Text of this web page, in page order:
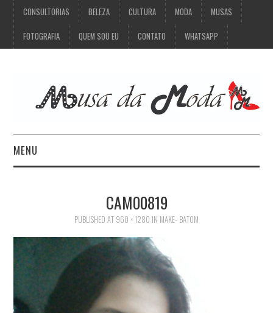
CONSULTORIAS BELEZA CULTURA MODA MUSAS
FOTOGRAFIA QUEM SOU EU CONTATO WHATSAPP
MENU
CULTURA
MODA
MUSAS
CAM00819
PUBLISHED AT 960 × 1280 IN MAKE- BATOM